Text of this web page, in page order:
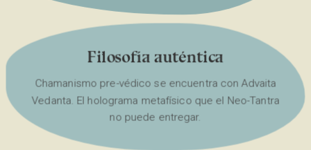
Filosofía auténtica
Chamanismo pre-védico se encuentra con Advaita
Vedanta. El holograma metafísico que el Neo-Tantra
no puede entregar.